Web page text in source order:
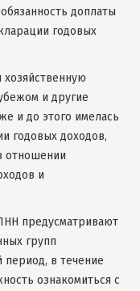
доплаты
годовых
хозяйственную
и другие
и до этого имелась
годовых доходов,
отношении
и
предусматривают
групп
период, в течение
ознакомиться с